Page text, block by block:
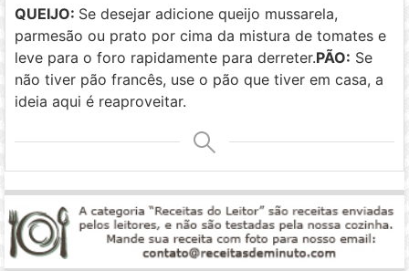
QUEIJO: Se desejar adicione queijo mussarela,
parmesão ou prato por cima da mistura de tomates e
leve para o foro rapidamente para derreter.PÃO: Se
não tiver pão francês, use o pão que tiver em casa, a
ideia aqui é reaproveitar.